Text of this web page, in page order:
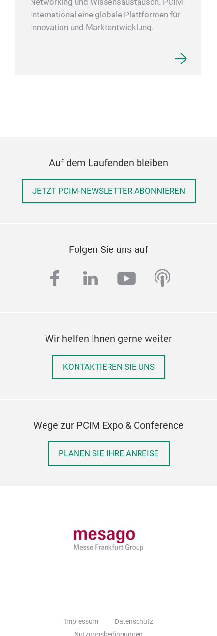
Networking und Wissensaustausch. PCIM
International eine globale Plattformen für
Innovation und Marktentwicklung.
Auf dem Laufenden bleiben
JETZT PCIM-NEWSLETTER ABONNIEREN
Folgen Sie uns auf
facebook
linkedinyoutube
Wir helfen Ihnen gerne weiter
KONTAKTIEREN SIE UNS
Wege zur PCIM Expo & Conference
PLANEN SIE IHRE ANREISE
Impressum
Datenschutz
Nutzungsbedingungen